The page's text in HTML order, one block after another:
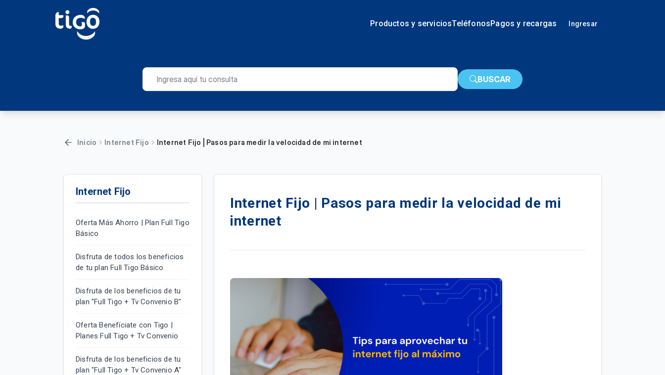
Productos y serviciosTeléfonosPagos y recargas Ingresar
BUSCAR
Inicio Internet Fijo Internet Fijo | Pasos para medir la velocidad de mi internet
Internet Fijo
Oferta Más Ahorro | Plan Full Tigo
Básico
Disfruta de todos los beneficios
de tu plan Full Tigo Básico
Disfruta de los beneficios de tu
plan "Full Tigo + Tv Convenio B"
Oferta Benefíciate con Tigo |
Planes Full Tigo + Tv Convenio
Disfruta de los beneficios de tu
plan "Full Tigo + Tv Convenio A"
Internet Fijo | Pasos para medir la velocidad de mi
internet